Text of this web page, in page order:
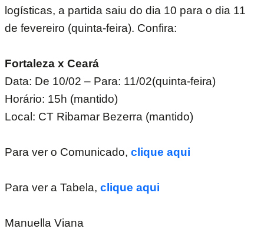
logísticas, a partida saiu do dia 10 para o dia 11
de fevereiro (quinta-feira). Confira:
Fortaleza x Ceará
Data: De 10/02 – Para: 11/02(quinta-feira)
Horário: 15h (mantido)
Local: CT Ribamar Bezerra (mantido)
Para ver o Comunicado, clique aqui
Para ver a Tabela, clique aqui
Manuella Viana